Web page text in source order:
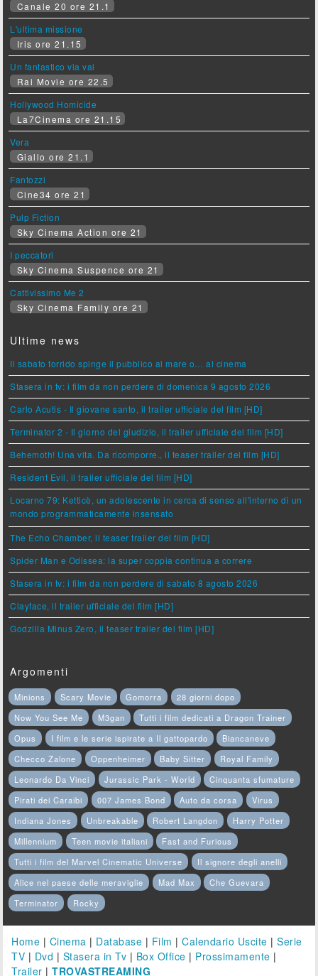
Canale 20 ore 21.1
L'ultima missione
Iris ore 21.15
Un fantastico via vai
Rai Movie ore 22.5
Hollywood Homicide
La7Cinema ore 21.15
Vera
Giallo ore 21.1
Fantozzi
Cine34 ore 21
Pulp Fiction
Sky Cinema Action ore 21
I peccatori
Sky Cinema Suspence ore 21
Cattivissimo Me 2
Sky Cinema Family ore 21
Ultime news
Il sabato torrido spinge il pubblico al mare o… al cinema
Stasera in tv: i film da non perdere di domenica 9 agosto 2026
Carlo Acutis - Il giovane santo, il trailer ufficiale del film [HD]
Terminator 2 - Il giorno del giudizio, il trailer ufficiale del film [HD]
Behemoth! Una vita. Da ricomporre., il teaser trailer del film [HD]
Resident Evil, il trailer ufficiale del film [HD]
Locarno 79: Ketticè, un adolescente in cerca di senso all'interno di un
mondo programmaticamente insensato
The Echo Chamber, il teaser trailer del film [HD]
Spider Man e Odissea: la super coppia continua a correre
Stasera in tv: i film da non perdere di sabato 8 agosto 2026
Clayface, il trailer ufficiale del film [HD]
Godzilla Minus Zero, il teaser trailer del film [HD]
Argomenti
Minions Scary Movie Gomorra
28 giorni dopo
Now You See Me
M3gan
Tutti i film dedicati a Dragon Trainer
Opus
I film e le serie ispirate a Il gattopardo
Biancaneve
Checco Zalone
Oppenheimer Baby Sitter
Royal Family
Leonardo Da Vinci
Jurassic Park - World
Cinquanta sfumature
Pirati dei Caraibi
007 James Bond Auto da corsa
Virus
Indiana Jones
Unbreakable Robert Langdon
Harry Potter
Millennium
Teen movie italiani
Fast and Furious
Tutti i film del Marvel Cinematic Universe
Il signore degli anelli
Alice nel paese delle meraviglie
Mad Max
Che Guevara
Terminator
Rocky
Home | Cinema | Database | Film |Calendario Uscite |Serie
TV | Dvd | Stasera in Tv | Box Office | Prossimamente |
Trailer |TROVASTREAMING